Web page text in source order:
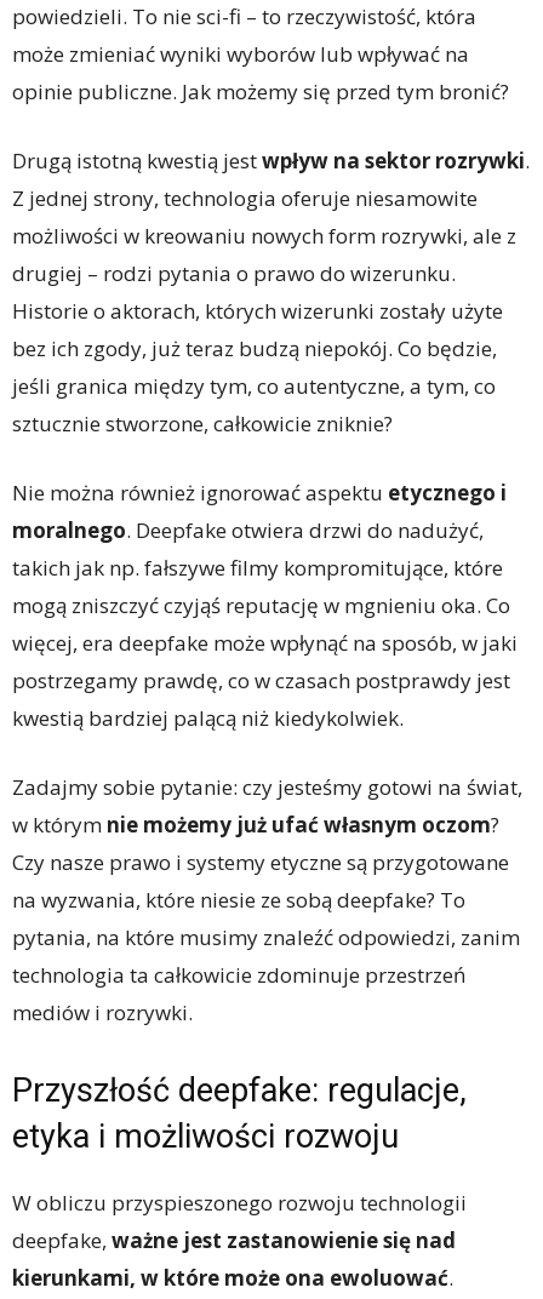
powiedzieli. To nie sci-fi – to rzeczywistość, która
może zmieniać wyniki wyborów lub wpływać na
opinie publiczne. Jak możemy się przed tym bronić?
Drugą istotną kwestią jestwpływ na sektor rozrywki.
Z jednej strony, technologia oferuje niesamowite
możliwości w kreowaniu nowych form rozrywki, ale z
drugiej – rodzi pytania o prawo do wizerunku.
Historie o aktorach, których wizerunki zostały użyte
bez ich zgody, już teraz budzą niepokój. Co będzie,
jeśli granica między tym, co autentyczne, a tym, co
sztucznie stworzone, całkowicie zniknie?
Nie można również ignorować aspektu etycznego i
moralnego. Deepfake otwiera drzwi do nadużyć,
takich jak np. fałszywe filmy kompromitujące, które
mogą zniszczyć czyjąś reputację w mgnieniu oka. Co
więcej, era deepfake może wpłynąć na sposób, w jaki
postrzegamy prawdę, co w czasach postprawdy jest
kwestią bardziej palącą niż kiedykolwiek.
Zadajmy sobie pytanie: czy jesteśmy gotowi na świat,
w którym nie możemy już ufać własnym oczom?
Czy nasze prawo i systemy etyczne są przygotowane
na wyzwania, które niesie ze sobą deepfake? To
pytania, na które musimy znaleźć odpowiedzi, zanim
technologia ta całkowicie zdominuje przestrzeń
mediów i rozrywki.
Przyszłość deepfake: regulacje,
etyka i możliwości rozwoju
W obliczu przyspieszonego rozwoju technologii
deepfake, ważne jest zastanowienie się nad
kierunkami, w które może ona ewoluować.